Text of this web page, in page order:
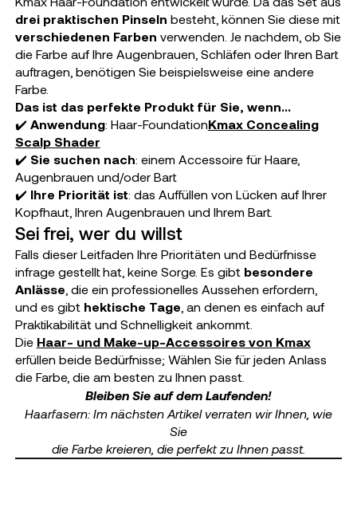
drei praktischen Pinseln besteht, können Sie diese mit
verschiedenen Farben verwenden. Je nachdem, ob Sie
die Farbe auf Ihre Augenbrauen, Schläfen oder Ihren Bart
auftragen, benötigen Sie beispielsweise eine andere
Farbe.
Das ist das perfekte Produkt für Sie, wenn…
✔️ Anwendung: Haar-FoundationKmax Concealing
Scalp Shader
✔️ Sie suchen nach: einem Accessoire für Haare,
Augenbrauen und/oder Bart
✔️ Ihre Priorität ist: das Auffüllen von Lücken auf Ihrer
Kopfhaut, Ihren Augenbrauen und Ihrem Bart.
Sei frei, wer du willst
Falls dieser Leitfaden Ihre Prioritäten und Bedürfnisse
infrage gestellt hat, keine Sorge. Es gibt besondere
Anlässe , die ein professionelles Aussehen erfordern,
und es gibt hektische Tage , an denen es einfach auf
Praktikabilität und Schnelligkeit ankommt.
Die Haar- und Make-up-Accessoires von Kmax
erfüllen beide Bedürfnisse; Wählen Sie für jeden Anlass
die Farbe, die am besten zu Ihnen passt.
Bleiben Sie auf dem Laufenden!
Haarfasern: Im nächsten Artikel verraten wir Ihnen, wie
Sie
die Farbe kreieren, die perfekt zu Ihnen passt.